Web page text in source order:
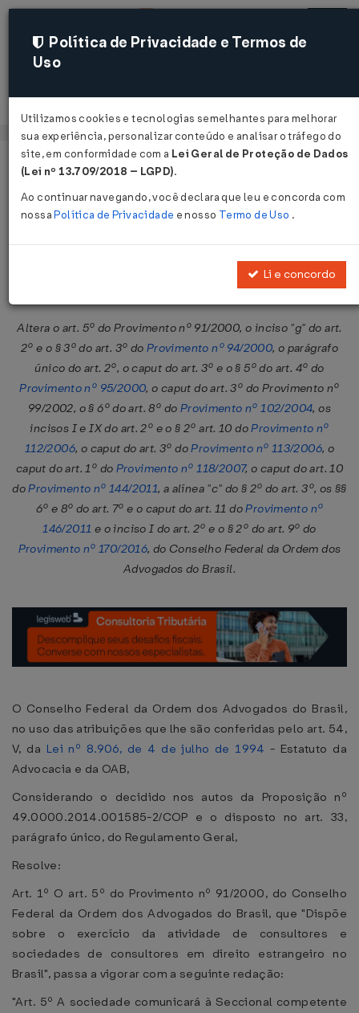
Acessar
Página Inicial Legislações
Provimento OAB Nº 172 DE
Altera o art. 5º do Provimento nº 91/2000, o inciso "g" do art.
2º e o § 3º do art. 3º do Provimento nº 94/2000, o parágrafo
único do art. 2º, o caput do art. 3º e o § 5º do art. 4º do
Provimento nº 95/2000, o caput do art. 3º do Provimento nº
99/2002, o § 6º do art. 8º do Provimento nº 102/2004, os
incisos I e IX do art. 2º e o § 2º art. 10 doProvimento nº
112/2006, o caput do art. 3º doProvimento nº 113/2006, o
caput do art. 1º do Provimento nº 118/2007, o caput do art. 10
doProvimento nº 144/2011, a alínea "c" do § 2º do art. 3º, os §§
6º e 8º do art. 7º e o caput do art. 11 doProvimento nº
146/2011 e o inciso I do art. 2º e o § 2º do art. 9º do
Provimento nº 170/2016, do Conselho Federal da Ordem dos
Advogados do Brasil.
O Conselho Federal da Ordem dos Advogados do Brasil,
no uso das atribuições que lhe são conferidas pelo art. 54,
V, da Lei nº 8.906, de 4 de julho de 1994 - Estatuto da
Advocacia e da OAB,
Considerando o decidido nos autos da Proposição nº
49.0000.2014.001585-2/COP e o disposto no art. 33,
parágrafo único, do Regulamento Geral,
Resolve:
Art. 1º O art. 5º do Provimento nº 91/2000, do Conselho
Federal da Ordem dos Advogados do Brasil, que "Dispõe
sobre o exercício da atividade de consultores e
sociedades de consultores em direito estrangeiro no
Brasil", passa a vigorar com a seguinte redação:
"Art. 5º A sociedade comunicará à Seccional competente
Política de Privacidade e Termos de
Uso
Utilizamos cookies e tecnologias semelhantes para melhorar
sua experiência, personalizar conteúdo e analisar o tráfego do
site, em conformidade com a Lei Geral de Proteção de Dados
(Lei nº 13.709/2018 – LGPD).
Ao continuar navegando, você declara que leu e concorda com
nossaPolítica de Privacidade e nosso Termo de Uso .
Li e concordo